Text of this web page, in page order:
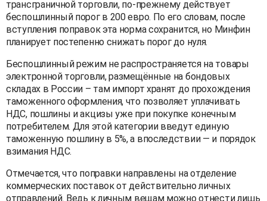
трансграничной торговли, по-прежнему действует
беспошлинный порог в 200 евро. По его словам, после
вступления поправок эта норма сохранится, но Минфин
планирует постепенно снижать порог до нуля.
Беспошлинный режим не распространяется на товары
электронной торговли, размещённые на бондовых
складах в России – там импорт хранят до прохождения
таможенного оформления, что позволяет уплачивать
НДС, пошлины и акцизы уже при покупке конечным
потребителем. Для этой категории введут единую
таможенную пошлину в 5%, а впоследствии — и порядок
взимания НДС.
Отмечается, что поправки направлены на отделение
коммерческих поставок от действительно личных
отправлений. Ведь к личным вещам можно отнести лишь